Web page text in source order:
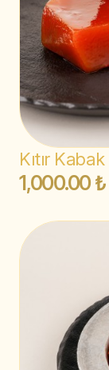
Kıtır Kabak
1,000.00 ₺